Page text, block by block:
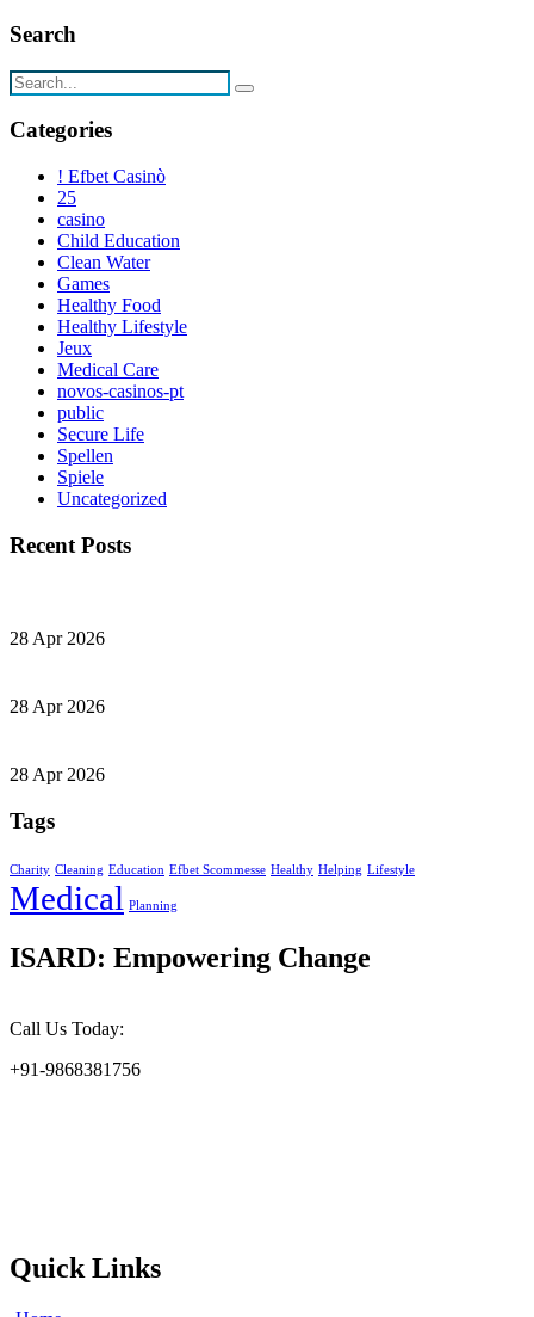
Search
Categories
! Efbet Casinò
25
casino
Child Education
Clean Water
Games
Healthy Food
Healthy Lifestyle
Jeux
Medical Care
novos-casinos-pt
public
Secure Life
Spellen
Spiele
Uncategorized
Recent Posts
28 Apr 2026
28 Apr 2026
28 Apr 2026
Tags
Charity Cleaning Education Efbet Scommesse Healthy Helping Lifestyle
Medical Planning
ISARD: Empowering Change
Call Us Today:
+91-9868381756
Quick Links